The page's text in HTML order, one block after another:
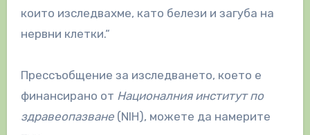
които изследвахме, като белези и загуба на
нервни клетки.“
Прессъобщение за изследването, което е
финансирано от Националния институт по
здравеопазване(NIH), можете да намерите